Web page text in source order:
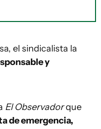
el sindicalista la
y
El Observadorque
de emergencia,